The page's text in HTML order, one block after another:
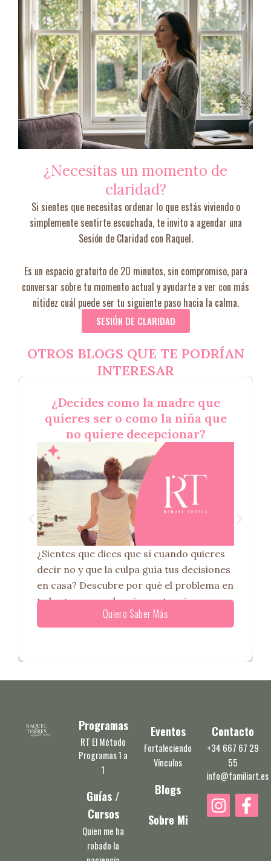
¿Necesitas un momento de
claridad?
Si sientes que necesitas ordenar lo que estás viviendo o
simplemente sentirte escuchada, te invito a agendar una
Sesión de Claridad con Raquel.
Es un espacio gratuito de 20 minutos, sin compromiso, para
conversar sobre tu momento actual y ayudarte a ver con más
nitidez cuál puede ser tu siguiente paso hacia la calma.
SESIÓN DE CLARIDAD
OTROS BLOGS QUE TE PODRÍAN
INTERESAR
¿Decides como la madre que
quieres ser o como la niña que
no quiere decepcionar?
¿Sientes que dices que sí cuando quieres
decir no y que la culpa guía tus decisiones
en casa? Descubre por qué el problema en
tu hogar no son las circunstancias,
Quiero Saber Más
Programas
RT El Método
Programas 1 a
1
Guías /
Cursos
Quien me ha
robado la
Eventos
Fortaleciendo
Vínculos
Blogs
Sobre Mi
Contacto
+34 667 67 29
55
info@familiart.es
I
n
F
a